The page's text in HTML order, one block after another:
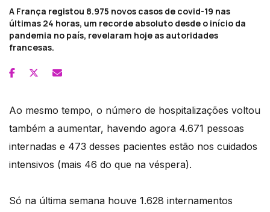
A França registou 8.975 novos casos de covid-19 nas
últimas 24 horas, um recorde absoluto desde o início da
pandemia no país, revelaram hoje as autoridades
francesas.
Ao mesmo tempo, o número de hospitalizações voltou
também a aumentar, havendo agora 4.671 pessoas
internadas e 473 desses pacientes estão nos cuidados
intensivos (mais 46 do que na véspera).
Só na última semana houve 1.628 internamentos